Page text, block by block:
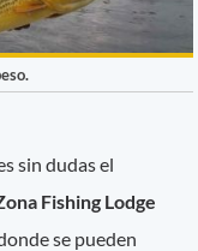
sin dudas el
Fishing Lodge
se pueden